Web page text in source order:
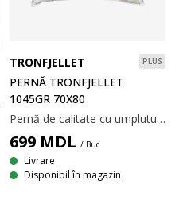
TRONFJELLET PLUS
PERNĂ TRONFJELLET
1045GR 70X80
Pernă de calitate cu umplutură unică asemănătoare pufului, din puf de fibră siliconizată, 1045 g. Puful de fibră moale își păstrează volumul și este ușor de aranjat la loc. Țesătură moale din 100% bumbac cambric. Temperatură spălare: 60°C. 70x80 cm
699 MDL / Buc
Livrare
Disponibil în magazin